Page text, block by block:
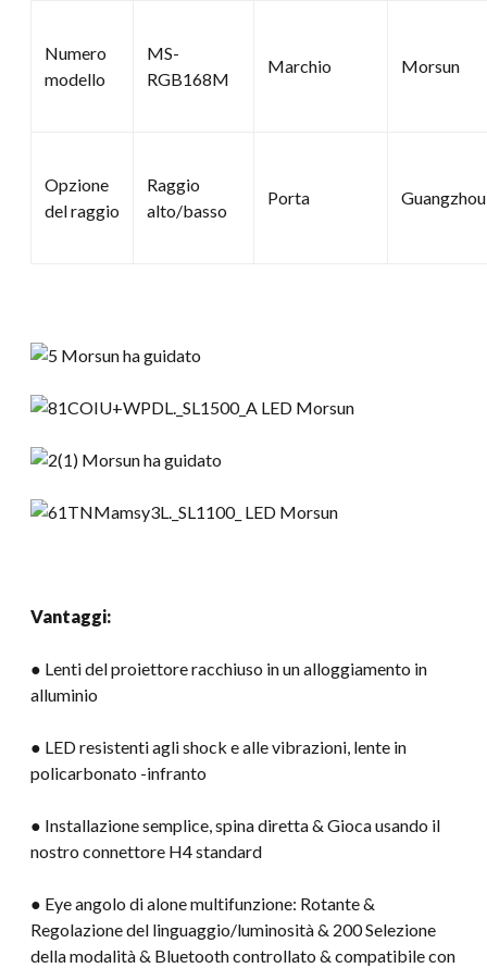
Numero
modello
MS-
RGB168M
Marchio Morsun
Opzione
del raggio
Raggio
alto/basso
Porta Guangzhou
Vantaggi:
● Lenti del proiettore racchiuso in un alloggiamento in
alluminio
● LED resistenti agli shock e alle vibrazioni, lente in
policarbonato -infranto
● Installazione semplice, spina diretta & Gioca usando il
nostro connettore H4 standard
● Eye angolo di alone multifunzione: Rotante &
Regolazione del linguaggio/luminosità & 200 Selezione
della modalità & Bluetooth controllato & compatibile con